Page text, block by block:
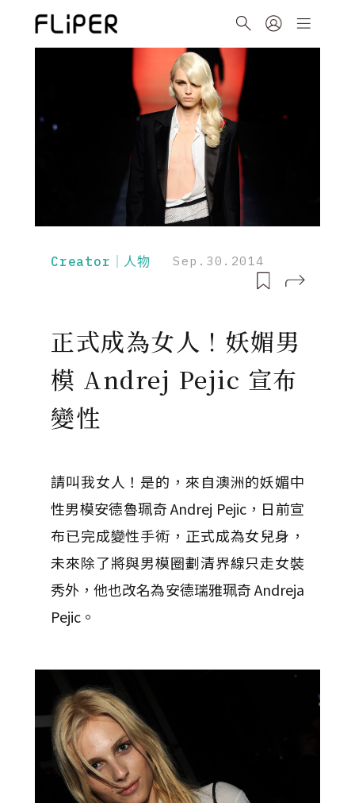
Creator｜人物 Sep.30.2014
正式成為女人！妖媚男
模 Andrej Pejic 宣布
變性
請叫我女人！是的，來自澳洲的妖媚中
性男模安德魯珮奇 Andrej Pejic，日前宣
布已完成變性手術，正式成為女兒身，
未來除了將與男模圈劃清界線只走女裝
秀外，他也改名為安德瑞雅珮奇 Andreja
Pejic。